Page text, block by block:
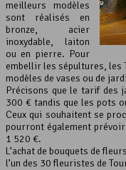
meilleurs modèles
sont réalisés en
bronze, acier
inoxydable, laiton
ou en pierre. Pour
embellir les sépultures, les
modèles de vases ou de
Précisons que le tarif des
300 € tandis que les pots
Ceux qui souhaitent se
pourront également
1 520 €.
L’achat de bouquets de
l’un des 30 fleuristes de